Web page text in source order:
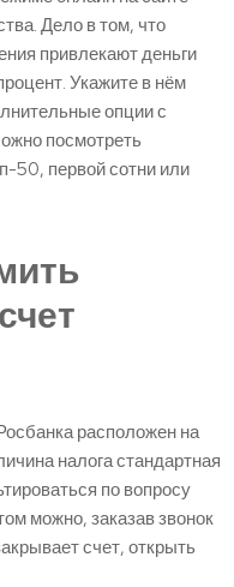
Дело в том, что
привлекают деньги
Укажите в нём
опции с
посмотреть
50, первой сотни или
расположен на
налога стандартная
по вопросу
можно, заказав звонок
счет, открыть